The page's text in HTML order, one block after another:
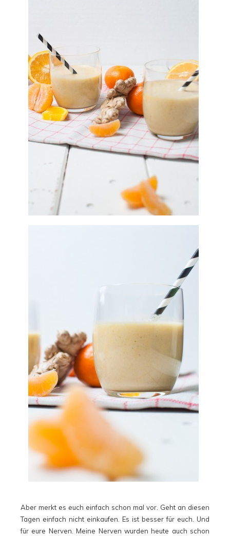
Aber merkt es euch einfach schon mal vor. Geht an diesen
Tagen einfach nicht einkaufen. Es ist besser für euch. Und
für eure Nerven. Meine Nerven wurden heute auch schon